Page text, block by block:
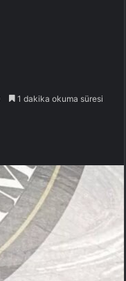
1 dakika okuma süresi